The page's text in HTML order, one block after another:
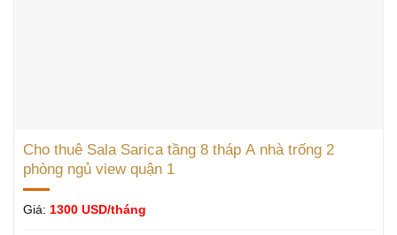
Cho thuê Sala Sarica tầng 8 tháp A nhà trống 2
phòng ngủ view quận 1
Giá: 1300 USD/tháng